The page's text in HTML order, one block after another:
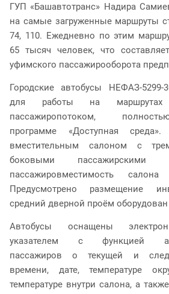
ГУП «Башавтотранс» Надира
на самые загруженные маршруты
74, 110. Ежедневно по этим
65 тысяч человек, что
уфимского пассажирооборота
Городские автобусы НЕФАЗ-5299-
для работы на
пассажиропотоком,
программе «Доступная
вместительным салоном с
боковыми пассажирскими
пассажировместимость
Предусмотрено размещение
средний дверной проём
Автобусы оснащены
указателем с функцией
пассажиров о текущей и
времени, дате, температуре
температуре внутри салона, а